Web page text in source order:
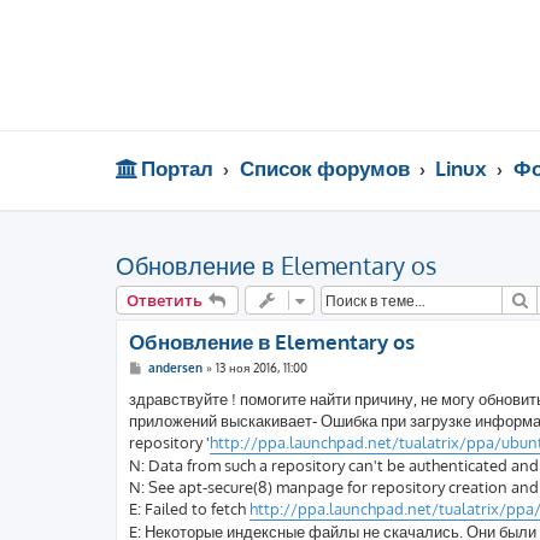
Портал Список форумов Linux
Обновление в Elementary os
Ответить
Обновление в Elementary os
С
о
б
щ
е
н
и
е
andersen» 13 ноя 2016, 11:00
здравствуйте ! помогите найти причину, не могу
приложений выскакивает- Ошибка при загрузке
repository 'http://ppa.launchpad.net/tualatrix/ppa/
N: Data from such a repository can't be authenticated
N: See apt-secure(8) manpage for repository creation
E: Failed to fetch http://ppa.launchpad.net/tualatrix/ppa/
E: Некоторые индексные файлы не скачались. Они